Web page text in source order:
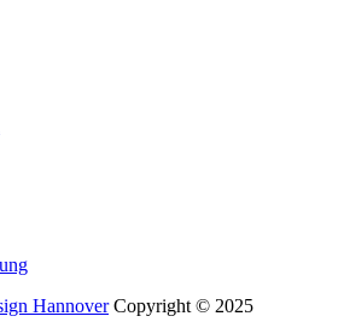
HannoverCopyright © 2025